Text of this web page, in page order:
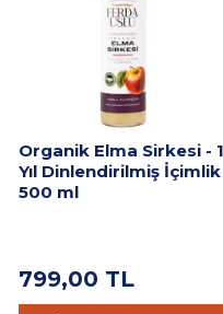
Organik Elma Sirkesi - 1
Yıl Dinlendirilmiş İçimlik
500 ml
799,00 TL